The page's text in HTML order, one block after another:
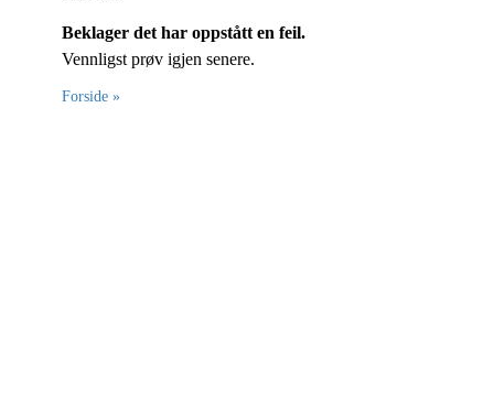
Beklager det har oppstått en feil.
Vennligst prøv igjen senere.
Forside »